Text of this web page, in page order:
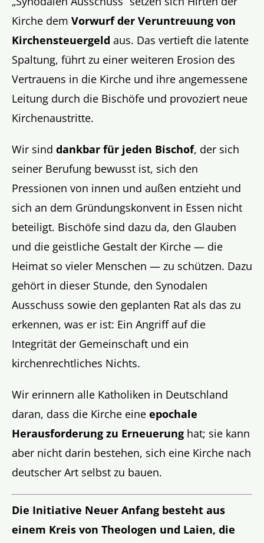
Kirche dem Vorwurf der Veruntreuung von
Kirchensteuergeld aus. Das vertieft die latente
Spaltung, führt zu einer weiteren Erosion des
Vertrauens in die Kirche und ihre angemessene
Leitung durch die Bischöfe und provoziert neue
Kirchenaustritte.
Wir sind dankbar für jeden Bischof, der sich
seiner Berufung bewusst ist, sich den
Pressionen von innen und außen entzieht und
sich an dem Gründungskonvent in Essen nicht
beteiligt. Bischöfe sind dazu da, den Glauben
und die geistliche Gestalt der Kirche — die
Heimat so vieler Menschen — zu schützen. Dazu
gehört in dieser Stunde, den Synodalen
Ausschuss sowie den geplanten Rat als das zu
erkennen, was er ist: Ein Angriff auf die
Integrität der Gemeinschaft und ein
kirchenrechtliches Nichts.
Wir erinnern alle Katholiken in Deutschland
daran, dass die Kirche eine epochale
Herausforderung zu Erneuerung hat; sie kann
aber nicht darin bestehen, sich eine Kirche nach
deutscher Art selbst zu bauen.
Die Initiative Neuer Anfang besteht aus
einem Kreis von Theologen und Laien, die